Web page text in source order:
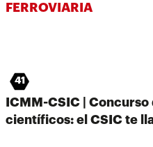
FERROVIARIA
41
ICMM-CSIC |
científicos: el CSIC te